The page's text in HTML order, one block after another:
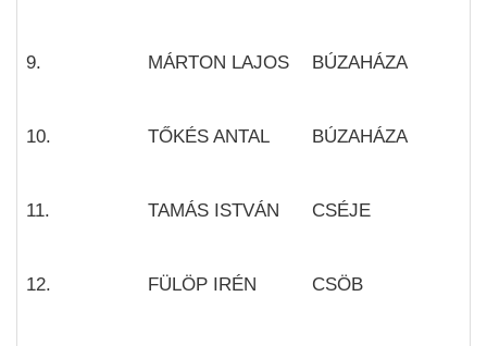
9. MÁRTON LAJOS BÚZAHÁZA
10. TŐKÉS ANTAL BÚZAHÁZA
11. TAMÁS ISTVÁN CSÉJE
12. FÜLÖP IRÉN CSÖB